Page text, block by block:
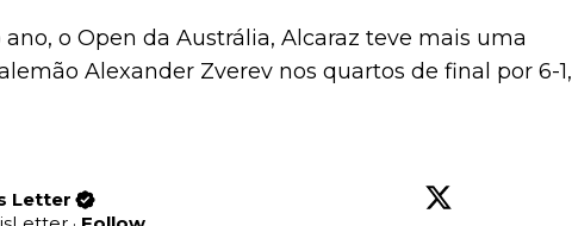
o Open da Austrália, Alcaraz teve mais uma
Alexander Zverev nos quartos de final por 6-1,
Letter